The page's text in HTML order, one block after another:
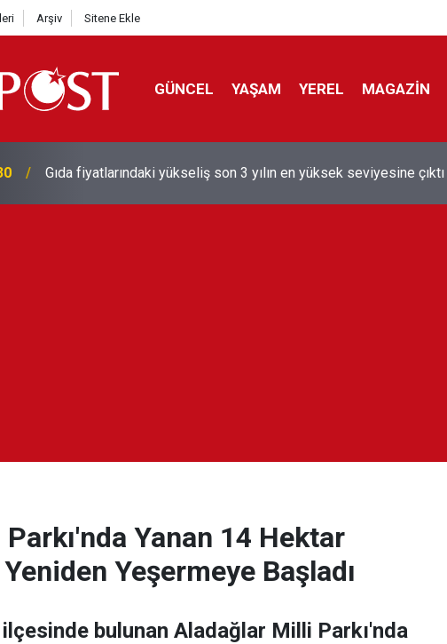
Arşiv Sitene Ekle
GÜNCEL YAŞAM YEREL MAGAZİN
Galatasaray'dan sekiz kişi hakkında savcılığa suç duyurusu
Yanan 14 Hektar
Yeşermeye Başladı
ilçesinde bulunan Aladağlar Milli Parkı'nda